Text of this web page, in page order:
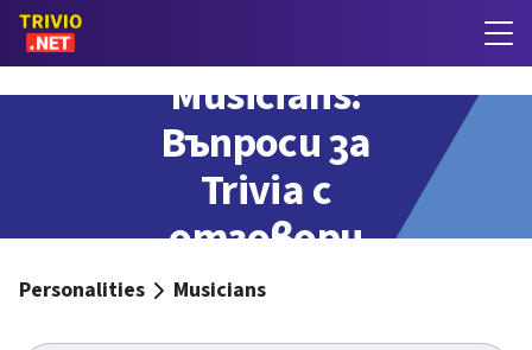
Musicians:
Въпроси за
Trivia с
отговори
Personalities Musicians